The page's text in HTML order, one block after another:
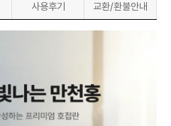
사용후기 교환/환불안내